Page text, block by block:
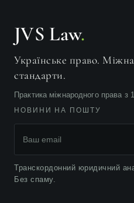
Євросоюз та Україна
авіаційний простір
JVS Law.
Українське право.
стандарти.
Практика міжнародного права з
НОВИНИ НА ПОШТУ
Транскордонний юридичний
Без спаму.